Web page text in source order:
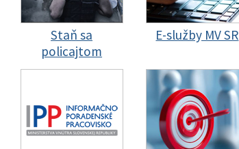
Staň sa
policajtom
E-služby MV SR